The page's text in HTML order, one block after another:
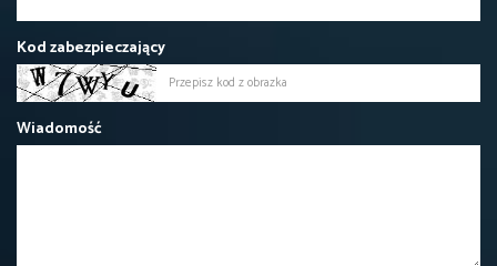
Kod zabezpieczający
Wiadomość